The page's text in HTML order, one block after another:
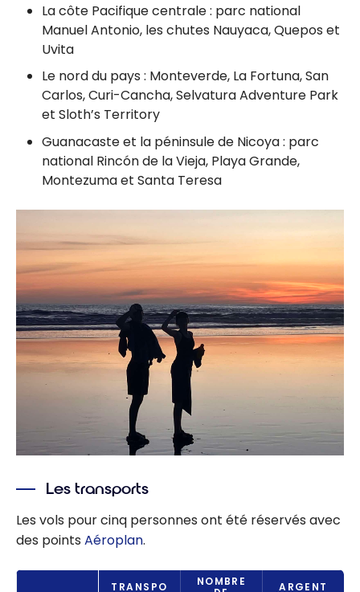
La côte Pacifique centrale : parc national
Manuel Antonio, les chutes Nauyaca, Quepos et
Uvita
Le nord du pays : Monteverde, La Fortuna, San
Carlos, Curi-Cancha, Selvatura Adventure Park
et Sloth’s Territory
Guanacaste et la péninsule de Nicoya : parc
national Rincón de la Vieja, Playa Grande,
Montezuma et Santa Teresa
Les transports
Les vols pour cinq personnes ont été réservés avec
des points Aéroplan.
TRANSPO
NOMBRE
ARGENT